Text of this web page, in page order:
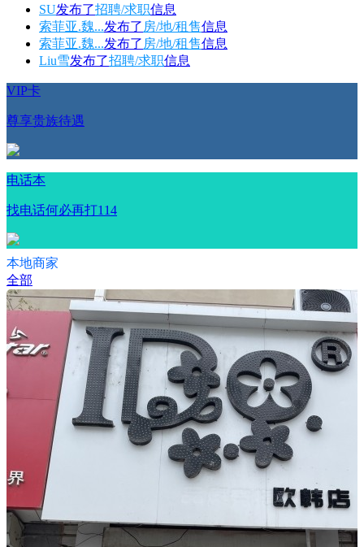
SU发布了招聘/求职信息
索菲亚.魏...发布了 房/地/租售信息
索菲亚.魏...发布了 房/地/租售信息
Liu雪发布了招聘/求职信息
VIP卡
尊享贵族待遇
电话本
找电话何必再打114
本地商家
全部